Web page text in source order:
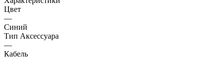
Цвет
—
Синий
Тип Аксессуара
—
Кабель